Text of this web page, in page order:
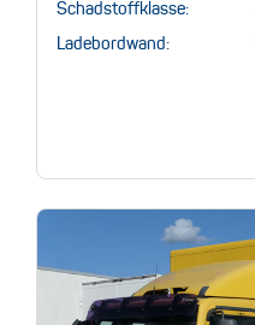
Schadstoffklasse:
Ladebordwand: